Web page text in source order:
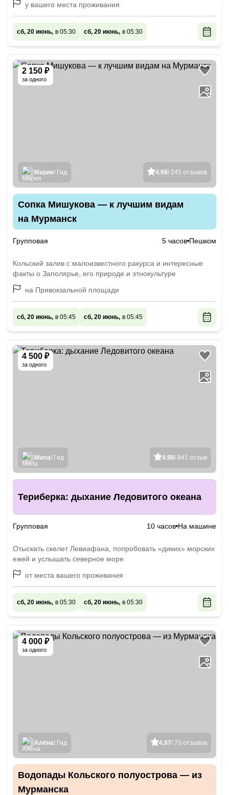
у вашего места проживания
сб, 20 июнь, в 05:30 сб, 20 июнь, в 05:30
2 150 ₽
за одного
4.98/ 245 отзывов
Мария/ Гид
Сопка Мишукова — к лучшим видам
на Мурманск
Групповая 5 часов Пешком
Кольский залив с малоизвестного ракурса и интересные
факты о Заполярье, его природе и этнокультуре
на Привокзальной площади
сб, 20 июнь, в 05:45 сб, 20 июнь, в 05:45
4 500 ₽
за одного
4.98/ 841 отзыв
Мила/ Гид
Териберка: дыхание Ледовитого океана
Групповая 10 часов На машине
Отыскать скелет Левиафана, попробовать «диких» морских
ежей и услышать северное море
от места вашего проживания
сб, 20 июнь, в 05:30 сб, 20 июнь, в 05:30
4 000 ₽
за одного
4.97/ 70 отзывов
Алёна/ Гид
Водопады Кольского полуострова — из
Мурманска